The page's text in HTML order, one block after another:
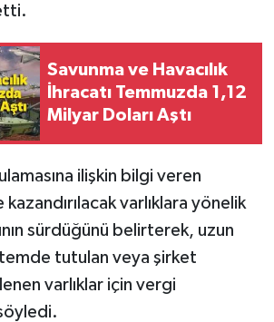
Savunma ve Havacılık
İhracatı Temmuzda 1,12
Milyar Doları Aştı
ilişkin bilgi veren
varlıklara yönelik
sürdüğünü belirterek, uzun
tutulan veya şirket
varlıklar için vergi